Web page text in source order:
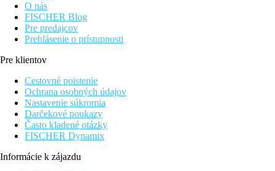
O nás
FISCHER Blog
Pre predajcov
Prehlásenie o prístupnosti
Pre klientov
Cestovné poistenie
Ochrana osobných údajov
Nastavenie súkromia
Darčekové poukazy
Často kladené otázky
FISCHER Dynamix
Informácie k zájazdu